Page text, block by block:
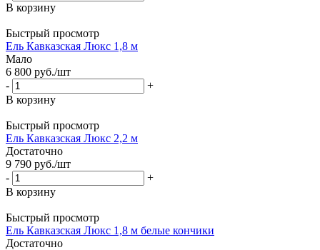
В корзину
Быстрый просмотр
Ель Кавказская Люкс 1,8 м
Мало
6 800 руб./шт
-
+
В корзину
Быстрый просмотр
Ель Кавказская Люкс 2,2 м
Достаточно
9 790 руб./шт
-
+
В корзину
Быстрый просмотр
Ель Кавказская Люкс 1,8 м белые кончики
Достаточно